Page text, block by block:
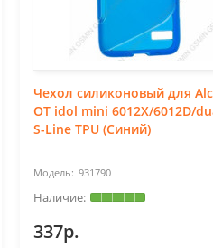
Чехол силиконовый для
OT idol mini 6012X/6012D/
S-Line TPU (Синий)
931790
337р.